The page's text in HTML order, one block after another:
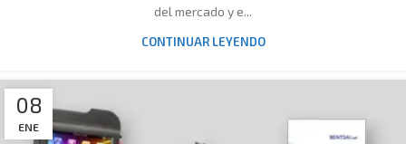
del mercado y e...
CONTINUAR LEYENDO
08
ENE